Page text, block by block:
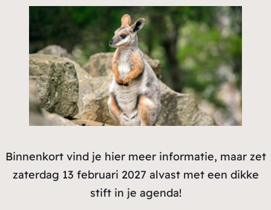
Binnenkort vind je hier meer informatie, maar zet
zaterdag 13 februari 2027 alvast met een dikke
stift in je agenda!